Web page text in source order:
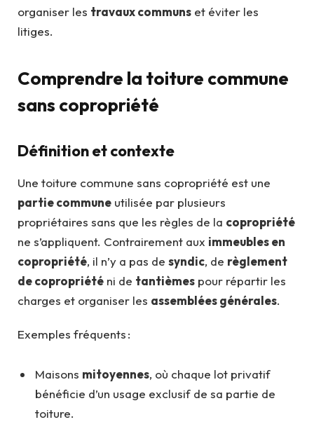
organiser les travaux communs et éviter les
litiges.
Comprendre la toiture commune
sans copropriété
Définition et contexte
Une toiture commune sans copropriété est une
partie commune utilisée par plusieurs
propriétaires sans que les règles de la copropriété
ne s’appliquent. Contrairement aux immeubles en
copropriété, il n’y a pas de syndic, de règlement
de copropriété ni de tantièmes pour répartir les
charges et organiser les assemblées générales.
Exemples fréquents :
Maisons mitoyennes, où chaque lot privatif
bénéficie d’un usage exclusif de sa partie de
toiture.